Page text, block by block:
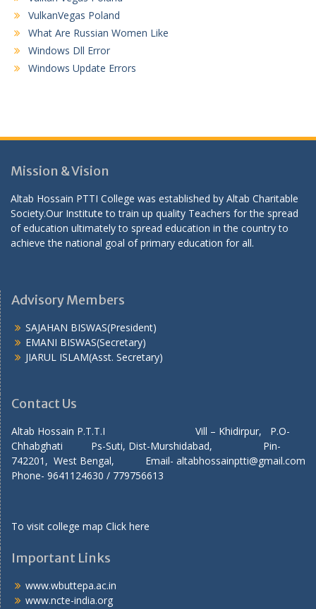
VulkanVegas Poland
What Are Russian Women Like
Windows Dll Error
Windows Update Errors
Mission & Vision
Altab Hossain PTTI College was established by Altab Charitable
Society.Our Institute to train up quality Teachers for the spread
of education ultimately to spread education in the country to
achieve the national goal of primary education for all.
Advisory Members
SAJAHAN BISWAS(President)
EMANI BISWAS(Secretary)
JIARUL ISLAM(Asst. Secretary)
Contact Us
Altab Hossain P.T.T.I Vill – Khidirpur, P.O-
Chhabghati Ps-Suti, Dist-Murshidabad, Pin-
742201, West Bengal, Email- altabhossainptti@gmail.com
Phone- 9641124630 / 779756613
To visit college map Click here
Important Links
www.wbuttepa.ac.in
www.ncte-india.org